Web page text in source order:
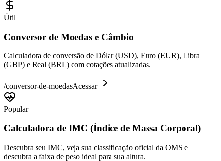
Útil
Conversor de Moedas e Câmbio
Calculadora de conversão de Dólar (USD), Euro (EUR), Libra
(GBP) e Real (BRL) com cotações atualizadas.
/conversor-de-moedasAcessar
Popular
Calculadora de IMC (Índice de Massa Corporal)
Descubra seu IMC, veja sua classificação oficial da OMS e
descubra a faixa de peso ideal para sua altura.